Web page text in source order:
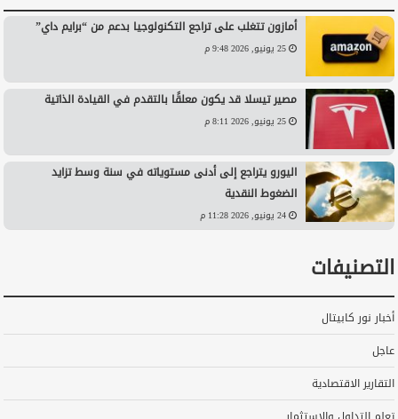
أمازون تتغلب على تراجع التكنولوجيا بدعم من “برايم داي”
25 يونيو, 2026 9:48 م
مصير تيسلا قد يكون معلقًا بالتقدم في القيادة الذاتية
25 يونيو, 2026 8:11 م
اليورو يتراجع إلى أدنى مستوياته في سنة وسط تزايد
الضغوط النقدية
24 يونيو, 2026 11:28 م
التصنيفات
أخبار نور كابيتال
عاجل
التقارير الاقتصادية